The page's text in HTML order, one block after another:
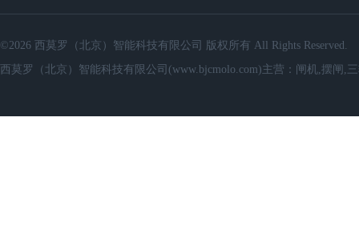
©2026 西莫罗（北京）智能科技有限公司 版权所有 All Rights Reserved.
西莫罗（北京）智能科技有限公司(www.bjcmolo.com)主营：闸机,摆闸,